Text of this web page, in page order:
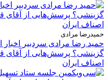
حمیدرضا مرادی
حمید رضا مرادی سردبیر
گزینشی؟ پرسش‌هایی از آقای
اصناف ایران